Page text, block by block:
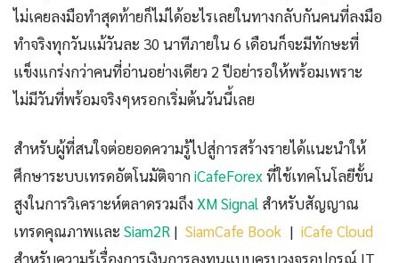
ไม่เคยลงมือทำสุดท้ายก็ไม่ได้อะไรเลยในทางกลับกันคนที่ลงมือ
ทำจริงทุกวันแม้วันละ 30 นาทีภายใน 6 เดือนก็จะมีทักษะที่
แข็งแกร่งกว่าคนที่อ่านอย่างเดียว 2 ปีอย่ารอให้พร้อมเพราะ
ไม่มีวันที่พร้อมจริงๆหรอกเริ่มต้นวันนี้เลย
สำหรับผู้ที่สนใจต่อยอดความรู้ไปสู่การสร้างรายได้แนะนำให้
ศึกษาระบบเทรดอัตโนมัติจากiCafeForex ที่ใช้เทคโนโลยีขั้น
สูงในการวิเคราะห์ตลาดรวมถึง XM Signal สำหรับสัญญาณ
เทรดคุณภาพและ Siam2R | SiamCafe Book | iCafe Cloud
สำหรับความรู้เรื่องการเงินการลงทุนแบบครบวงจรอุปกรณ์ IT